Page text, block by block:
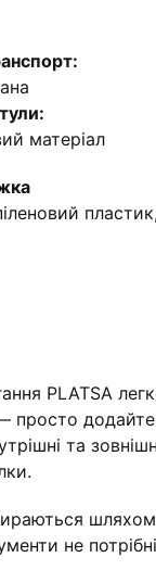
матеріал
PLATSA
просто додайте
та
не